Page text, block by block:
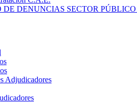
DENUNCIAS SECTOR
Adjudicadores